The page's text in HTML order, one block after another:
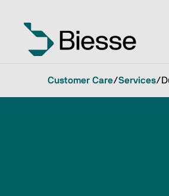
Customer Care/Services/